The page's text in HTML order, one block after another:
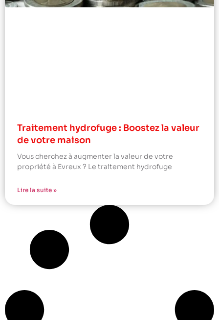
Traitement hydrofuge : Boostez la valeur
de votre maison
Vous cherchez à augmenter la valeur de votre
propriété à Evreux ? Le traitement hydrofuge
Lire la suite »